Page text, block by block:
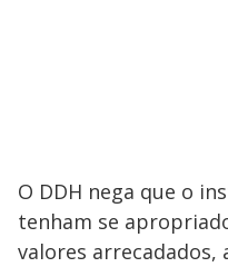
O DDH nega que o
tenham se
valores arrecadados,